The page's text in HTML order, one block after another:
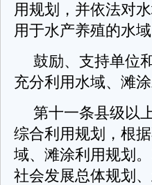
用规划，并依法对
用于水产养殖的水
鼓励、支持单位
充分利用水域、滩涂
第十一条县级以
综合利用规划，根
域、滩涂利用规划
社会发展总体规划